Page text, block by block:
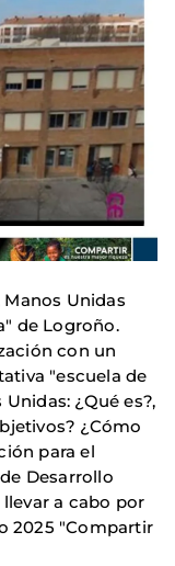
Manos Unidas
de Logroño.
con un
"escuela de
¿Qué es?,
¿Cómo
para el
Desarrollo
a cabo por
2025 "Compartir